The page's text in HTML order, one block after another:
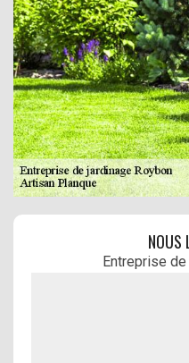
NOUS
Entreprise